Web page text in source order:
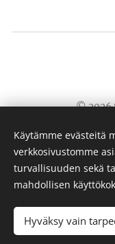
© 2026
Käytämme evästeitä
verkkosivustomme
turvallisuuden sekä
mahdollisen
Hyväksy vain